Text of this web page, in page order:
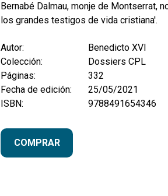
Bernabé Dalmau, monje de Montserrat,
los grandes testigos de vida cristiana'.
Autor:
Benedicto XVI
Colección:
Dossiers CPL
Páginas:
332
Fecha de edición:
25/05/2021
ISBN:
9788491654346
COMPRAR